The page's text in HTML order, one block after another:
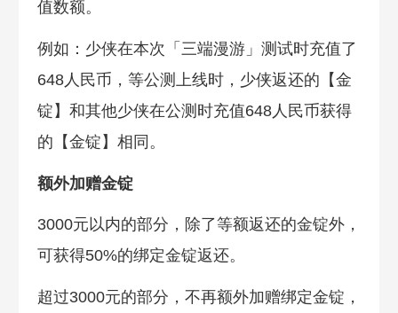
值数额。
例如：少侠在本次「三端漫游」测试时充值了
648人民币，等公测上线时，少侠返还的【金
锭】和其他少侠在公测时充值648人民币获得
的【金锭】相同。
额外加赠金锭
3000元以内的部分，除了等额返还的金锭外，
可获得50%的绑定金锭返还。
超过3000元的部分，不再额外加赠绑定金锭，